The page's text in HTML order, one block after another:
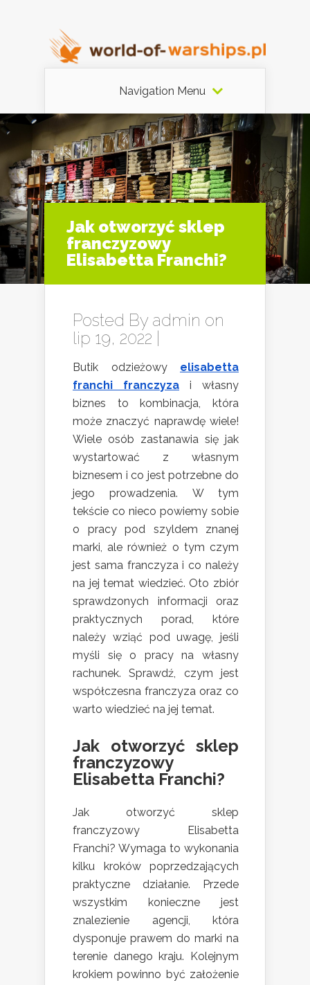
Navigation Menu
Jak otworzyć sklep
franczyzowy
Elisabetta Franchi?
Posted By admin on
lip 19, 2022 |
Butik odzieżowy elisabetta
franchi franczyza i własny
biznes to kombinacja, która
może znaczyć naprawdę wiele!
Wiele osób zastanawia się jak
wystartować z własnym
biznesem i co jest potrzebne do
jego prowadzenia. W tym
tekście co nieco powiemy sobie
o pracy pod szyldem znanej
marki, ale również o tym czym
jest sama franczyza i co należy
na jej temat wiedzieć. Oto zbiór
sprawdzonych informacji oraz
praktycznych porad, które
należy wziąć pod uwagę, jeśli
myśli się o pracy na własny
rachunek. Sprawdź, czym jest
współczesna franczyza oraz co
warto wiedzieć na jej temat.
Jak otworzyć sklep
franczyzowy
Elisabetta Franchi?
Jak otworzyć sklep
franczyzowy Elisabetta
Franchi? Wymaga to wykonania
kilku kroków poprzedzających
praktyczne działanie. Przede
wszystkim konieczne jest
znalezienie agencji, która
dysponuje prawem do marki na
terenie danego kraju. Kolejnym
krokiem powinno być założenie